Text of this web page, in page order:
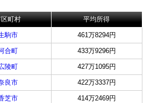
区町村 平均所得
駒市 461万8294円
合町 433万9296円
陵町 427万1095円
良市 422万3337円
芝市 414万2469円